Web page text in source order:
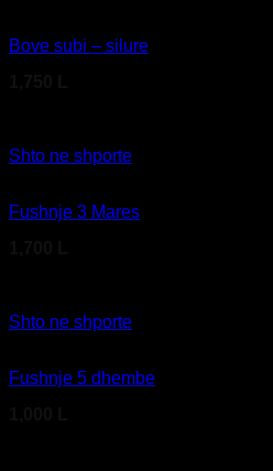
Bove subi – silure
Shto ne shporte
Fushnje 3 Mares
Shto ne shporte
Fushnje 5 dhembe